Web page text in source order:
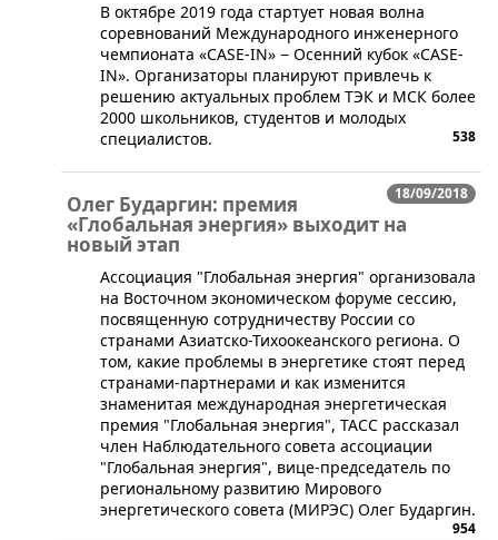
​В октябре 2019 года стартует новая волна
соревнований Международного инженерного
чемпионата «CASE-IN» − Осенний кубок «CASE-
IN». Организаторы планируют привлечь к
решению актуальных проблем ТЭК и МСК более
2000 школьников, студентов и молодых
специалистов.
538
18/09/2018
Олег Бударгин: премия
«Глобальная энергия» выходит на
новый этап
​Ассоциация "Глобальная энергия" организовала
на Восточном экономическом форуме сессию,
посвященную сотрудничеству России со
странами Азиатско-Тихоокеанского региона. О
том, какие проблемы в энергетике стоят перед
странами-партнерами и как изменится
знаменитая международная энергетическая
премия "Глобальная энергия", ТАСС рассказал
член Наблюдательного совета ассоциации
"Глобальная энергия", вице-председатель по
региональному развитию Мирового
энергетического совета (МИРЭС) Олег Бударгин.
954